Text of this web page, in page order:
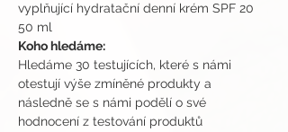
vyplňující hydratační denní krém SPF 20
50 ml
Koho hledáme:
Hledáme 30 testujících, které s námi
otestují výše zmíněné produkty a
následně se s námi podělí o své
hodnocení z testování produktů